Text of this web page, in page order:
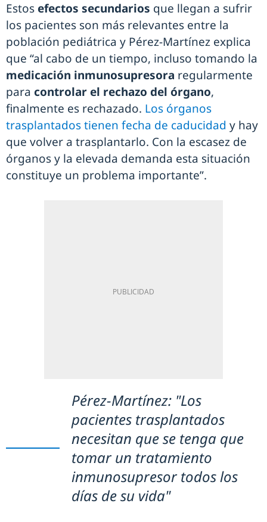
Estos efectos secundarios que llegan a sufrir
los pacientes son más relevantes entre la
población pediátrica y Pérez-Martínez explica
que “al cabo de un tiempo, incluso tomando la
medicación inmunosupresora regularmente
para controlar el rechazo del órgano,
finalmente es rechazado. Los órganos
trasplantados tienen fecha de caducidad y hay
que volver a trasplantarlo. Con la escasez de
órganos y la elevada demanda esta situación
constituye un problema importante”.
Pérez-Martínez: "Los
pacientes trasplantados
necesitan que se tenga que
tomar un tratamiento
inmunosupresor todos los
días de su vida"